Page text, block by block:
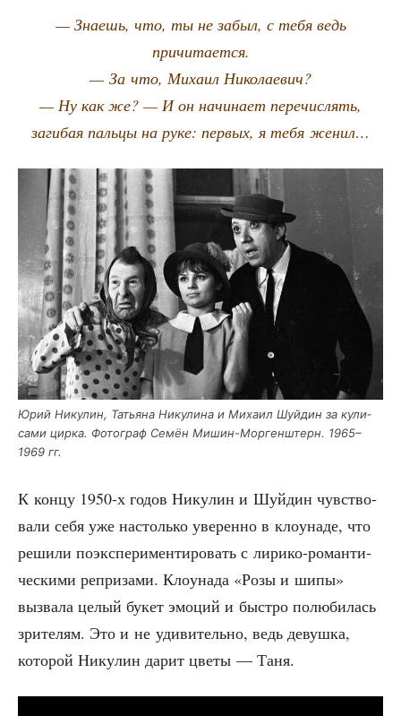
— Зна­ешь, что, ты не забыл, с тебя ведь
причитается.
— За что, Миха­ил Николаевич?
— Ну как же? — И он начи­на­ет пере­чис­лять,
заги­бая паль­цы на руке: пер­вых, я тебя женил…
Юрий Нику­лин, Татья­на Нику­ли­на и Миха­ил Шуй­дин за кули­
са­ми цир­ка. Фото­граф Семён Мишин-Мор­ген­штерн. 1965–
1969 гг.
К кон­цу 1950‑х годов Нику­лин и Шуй­дин чув­ство­
ва­ли себя уже настоль­ко уве­рен­но в кло­у­на­де, что
реши­ли поэкс­пе­ри­мен­ти­ро­вать с лири­ко-роман­ти­
че­ски­ми репри­за­ми. Кло­у­на­да «Розы и шипы»
вызва­ла целый букет эмо­ций и быст­ро полю­би­лась
зри­те­лям. Это и не уди­ви­тель­но, ведь девуш­ка,
кото­рой Нику­лин дарит цве­ты — Таня.